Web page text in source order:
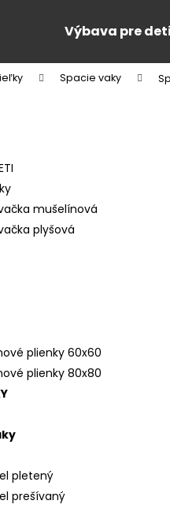
Výbava pre deti
Spacie vaky
mušelínová
plyšová
plienky 60x60
plienky 80x80
pletený
prešívaný